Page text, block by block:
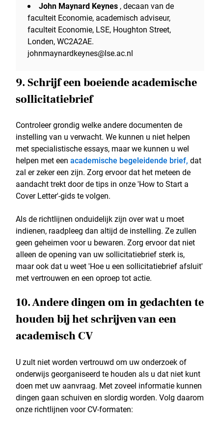
John Maynard Keynes, decaan van de
faculteit Economie, academisch adviseur,
faculteit Economie, LSE, Houghton Street,
Londen, WC2A2AE.
johnmaynardkeynes@lse.ac.nl
9. Schrijf een boeiende academische
sollicitatiebrief
Controleer grondig welke andere documenten de
instelling van u verwacht. We kunnen u niet helpen
met specialistische essays, maar we kunnen u wel
helpen met een academische begeleidende brief, dat
zal er zeker een zijn. Zorg ervoor dat het meteen de
aandacht trekt door de tips in onze 'How to Start a
Cover Letter'-gids te volgen.
Als de richtlijnen onduidelijk zijn over wat u moet
indienen, raadpleeg dan altijd de instelling. Ze zullen
geen geheimen voor u bewaren. Zorg ervoor dat niet
alleen de opening van uw sollicitatiebrief sterk is,
maar ook dat u weet 'Hoe u een sollicitatiebrief afsluit'
met vertrouwen en een oproep tot actie.
10. Andere dingen om in gedachten te
houden bij het schrijven van een
academisch CV
U zult niet worden vertrouwd om uw onderzoek of
onderwijs georganiseerd te houden als u dat niet kunt
doen met uw aanvraag. Met zoveel informatie kunnen
dingen gaan schuiven en slordig worden. Volg daarom
onze richtlijnen voor CV-formaten: